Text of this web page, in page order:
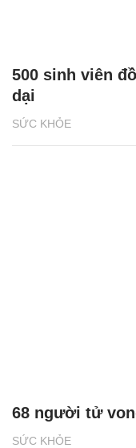
SỨC KHỎE
500 sinh viên
dại
SỨC KHỎE
68 người tử